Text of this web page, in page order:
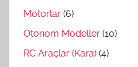
Motorlar (6)
Otonom Modeller (10)
RC Araçlar (Kara) (4)